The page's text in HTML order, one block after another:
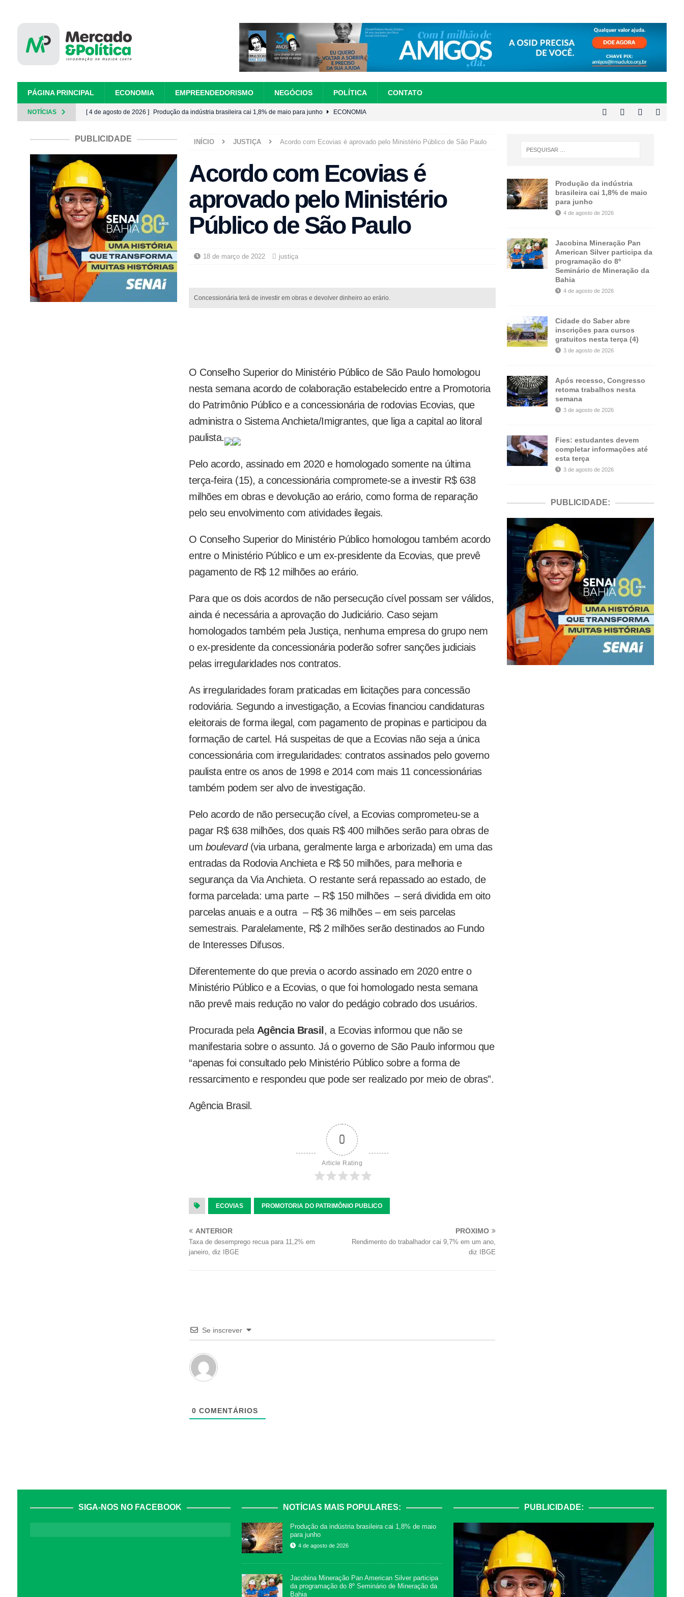
PÁGINA PRINCIPAL ECONOMIA EMPREENDEDORISMO NEGÓCIOS POLÍTICA CONTATO
NOTÍCIAS [ 4 de agosto de 2026 ] Produção da indústria brasileira cai 1,8% de maio para junho ECONOMIA
[ 3 de agosto de 2026 ] Cidade do Saber abre inscrições para cursos gratuitos nesta terça (4) CAMAÇARI
[ 3 de agosto de 2026 ] Após recesso, Congresso retoma trabalhos nesta semana BRASÍLIA
[ 3 de agosto de 2026 ] Fies: estudantes devem completar informações até esta terça EDUCAÇÃO
INÍCIO JUSTIÇA Acordo com Ecovias é aprovado pelo Ministério Público de São Paulo
Acordo com Ecovias é
aprovado pelo Ministério
Público de São Paulo
18 de março de 2022 justiça
Concessionária terá de investir em obras e devolver dinheiro ao erário.
Facebook
Twitter PinterestLinkedInWhatsApp
Email
O Conselho Superior do Ministério Público de São Paulo homologou
nesta semana acordo de colaboração estabelecido entre a Promotoria
do Patrimônio Público e a concessionária de rodovias Ecovias, que
administra o Sistema Anchieta/Imigrantes, que liga a capital ao litoral
paulista.
Pelo acordo, assinado em 2020 e homologado somente na última
terça-feira (15), a concessionária compromete-se a investir R$ 638
milhões em obras e devolução ao erário, como forma de reparação
pelo seu envolvimento com atividades ilegais.
O Conselho Superior do Ministério Público homologou também acordo
entre o Ministério Público e um ex-presidente da Ecovias, que prevê
pagamento de R$ 12 milhões ao erário.
Para que os dois acordos de não persecução cível possam ser válidos,
ainda é necessária a aprovação do Judiciário. Caso sejam
homologados também pela Justiça, nenhuma empresa do grupo nem
o ex-presidente da concessionária poderão sofrer sanções judiciais
pelas irregularidades nos contratos.
As irregularidades foram praticadas em licitações para concessão
rodoviária. Segundo a investigação, a Ecovias financiou candidaturas
eleitorais de forma ilegal, com pagamento de propinas e participou da
formação de cartel. Há suspeitas de que a Ecovias não seja a única
concessionária com irregularidades: contratos assinados pelo governo
paulista entre os anos de 1998 e 2014 com mais 11 concessionárias
também podem ser alvo de investigação.
Pelo acordo de não persecução cível, a Ecovias comprometeu-se a
pagar R$ 638 milhões, dos quais R$ 400 milhões serão para obras de
um boulevard(via urbana, geralmente larga e arborizada) em uma das
entradas da Rodovia Anchieta e R$ 50 milhões, para melhoria e
segurança da Via Anchieta. O restante será repassado ao estado, de
forma parcelada: uma parte – R$ 150 milhões – será dividida em oito
parcelas anuais e a outra – R$ 36 milhões – em seis parcelas
semestrais. Paralelamente, R$ 2 milhões serão destinados ao Fundo
de Interesses Difusos.
Diferentemente do que previa o acordo assinado em 2020 entre o
Ministério Público e a Ecovias, o que foi homologado nesta semana
não prevê mais redução no valor do pedágio cobrado dos usuários.
Procurada pela Agência Brasil , a Ecovias informou que não se
manifestaria sobre o assunto. Já o governo de São Paulo informou que
“apenas foi consultado pelo Ministério Público sobre a forma de
ressarcimento e respondeu que pode ser realizado por meio de obras”.
Agência Brasil.
0
Article Rating
ECOVIAS PROMOTORIA DO PATRIMÔNIO PUBLICO
ANTERIOR
Taxa de desemprego recua para 11,2% em
janeiro, diz IBGE
PRÓXIMO
Rendimento do trabalhador cai 9,7% em um ano,
diz IBGE
Se inscrever
0 COMENTÁRIOS
PUBLICIDADE
Produção da indústria
brasileira cai 1,8% de maio
para junho
4 de agosto de 2026
Jacobina Mineração Pan
American Silver participa da
programação do 8º
Seminário de Mineração da
Bahia
4 de agosto de 2026
Cidade do Saber abre
inscrições para cursos
gratuitos nesta terça (4)
3 de agosto de 2026
Após recesso, Congresso
retoma trabalhos nesta
semana
3 de agosto de 2026
Fies: estudantes devem
completar informações até
esta terça
3 de agosto de 2026
PUBLICIDADE:
SIGA-NOS NO FACEBOOK NOTÍCIAS MAIS POPULARES:
Produção da indústria brasileira cai 1,8% de maio
para junho
4 de agosto de 2026
Jacobina Mineração Pan American Silver participa
da programação do 8º Seminário de Mineração da
Bahia
PUBLICIDADE: